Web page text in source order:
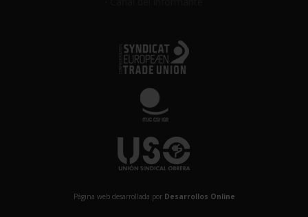
Página web desarrollada por Desarrollos Online